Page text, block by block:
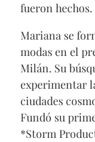
fueron hechos.
Mariana se
modas en el
Milán. Su
experimentar
ciudades
Fundó su
*Storm